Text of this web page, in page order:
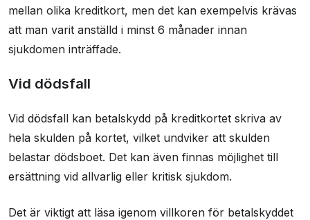
mellan olika kreditkort, men det kan exempelvis krävas
att man varit anställd i minst 6 månader innan
sjukdomen inträffade.
Vid dödsfall
Vid dödsfall kan betalskydd på kreditkortet skriva av
hela skulden på kortet, vilket undviker att skulden
belastar dödsboet. Det kan även finnas möjlighet till
ersättning vid allvarlig eller kritisk sjukdom.
Det är viktigt att läsa igenom villkoren för betalskyddet